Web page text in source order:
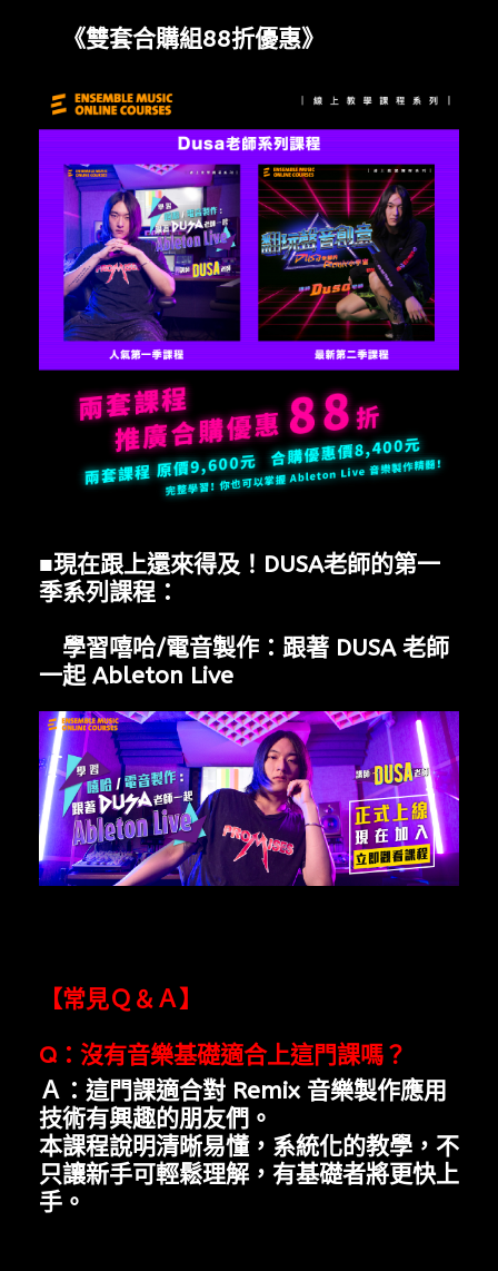
《雙套合購組88折優惠》
■現在跟上還來得及！DUSA老師的第一
季系列課程：
學習嘻哈/電音製作：跟著 DUSA 老師
一起 Ableton Live
【常見Ｑ＆Ａ】
Q ：沒有音樂基礎適合上這門課嗎？
Ａ：這門課適合對 Remix 音樂製作應用
技術有興趣的朋友們。
本課程說明清晰易懂，系統化的教學，不
只讓新手可輕鬆理解，有基礎者將更快上
手。